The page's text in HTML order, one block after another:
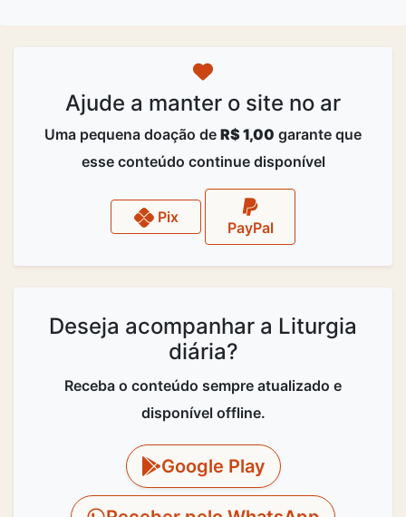
Ajude a manter o site no ar
Uma pequena doação de R$ 1,00 garante que
esse conteúdo continue disponível
Pix
PayPal
Deseja acompanhar a Liturgia
diária?
Receba o conteúdo sempre atualizado e
disponível offline.
Google Play